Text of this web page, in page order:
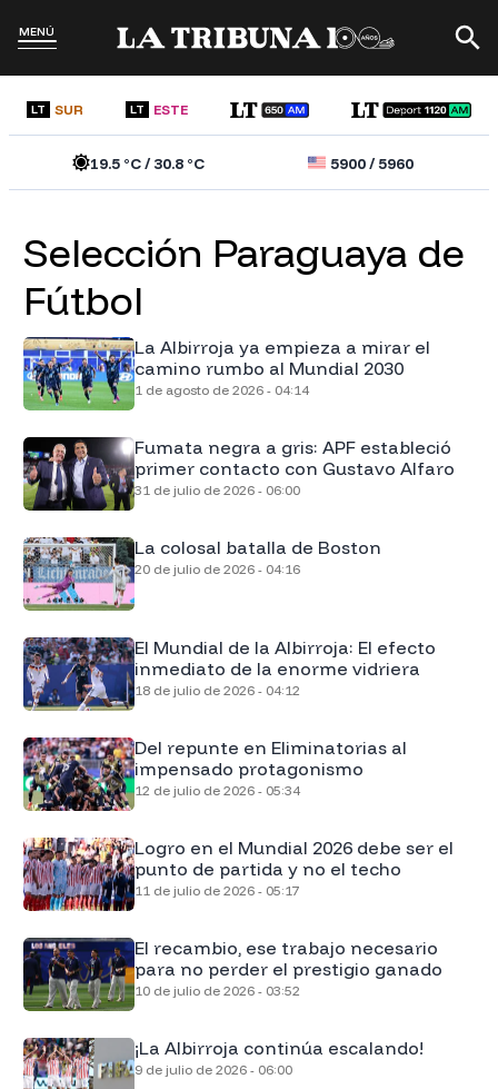
MENÚ
LT SUR LT ESTE
19.5°C /30.8°C 5900/5960
Selección Paraguaya de
Fútbol
La Albirroja ya empieza a mirar el
camino rumbo al Mundial 2030
1 de agosto de 2026 - 04:14
Fumata negra a gris: APF estableció
primer contacto con Gustavo Alfaro
31 de julio de 2026 - 06:00
La colosal batalla de Boston
20 de julio de 2026 - 04:16
El Mundial de la Albirroja: El efecto
inmediato de la enorme vidriera
18 de julio de 2026 - 04:12
Del repunte en Eliminatorias al
impensado protagonismo
12 de julio de 2026 - 05:34
Logro en el Mundial 2026 debe ser el
punto de partida y no el techo
11 de julio de 2026 - 05:17
El recambio, ese trabajo necesario
para no perder el prestigio ganado
10 de julio de 2026 - 03:52
¡La Albirroja continúa escalando!
9 de julio de 2026 - 06:00